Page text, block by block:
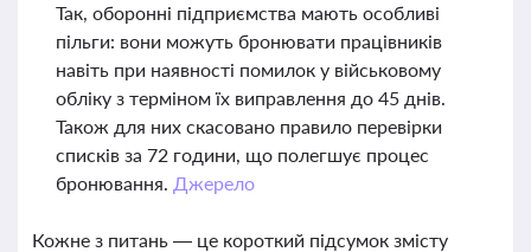
Так, оборонні підприємства мають особливі
пільги: вони можуть бронювати працівників
навіть при наявності помилок у військовому
обліку з терміном їх виправлення до 45 днів.
Також для них скасовано правило перевірки
списків за 72 години, що полегшує процес
бронювання. Джерело
Кожне з питань — це короткий підсумок змісту